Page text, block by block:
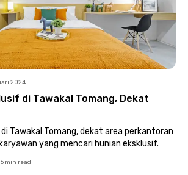
2024
di Tawakal Tomang, Dekat
Tawakal Tomang, dekat area perkantoran
yang mencari hunian eksklusif.
6 min read